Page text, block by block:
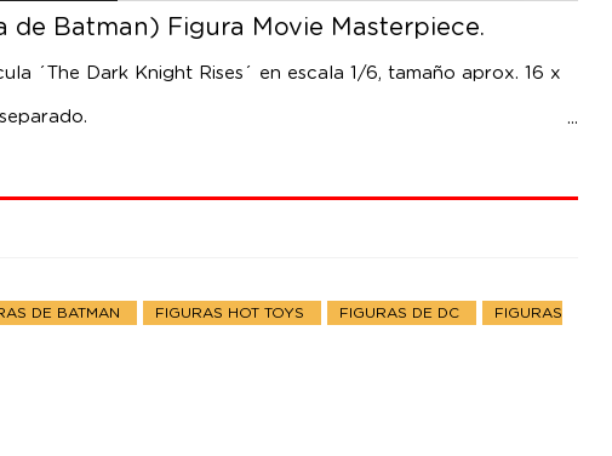
de Batman) Figura Movie Masterpiece.
´The Dark Knight Rises´ en escala 1/6, tamaño aprox. 16 x
DE BATMAN FIGURAS HOT TOYS FIGURAS DE DC FIGURAS